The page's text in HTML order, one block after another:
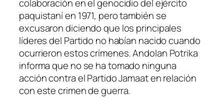
colaboración en el genocidio del ejército
paquistaní en 1971, pero también se
excusaron diciendo que los principales
líderes del Partido no habían nacido cuando
ocurrieron estos crímenes.Andolan Potrika
informa que no se ha tomado ninguna
acción contra el Partido Jamaat en relación
con este crimen de guerra.